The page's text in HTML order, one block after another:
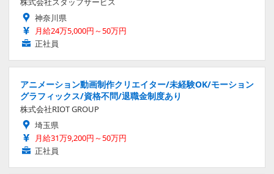
神奈川県
月給24万5,000円～50万円
正社員
アニメーション動画制作クリエイター/未経験OK/モーション
グラフィックス/資格不問/退職金制度あり
株式会社RIOT GROUP
埼玉県
月給31万9,200円～50万円
正社員